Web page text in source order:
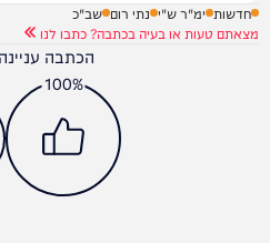
חדשות ימ"ר ש"י נתי רום שב"כ
מצאתם טעות או בעיה בכתבה? כתבו לנו
הכתבה
100%